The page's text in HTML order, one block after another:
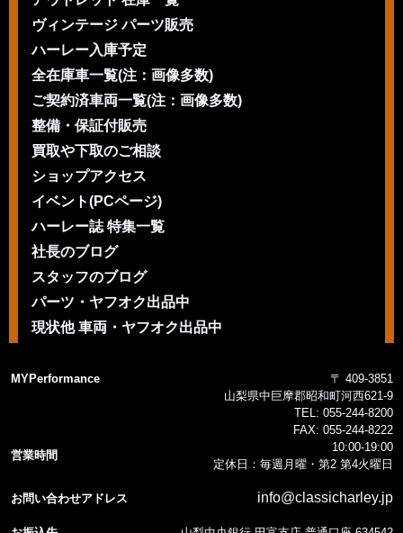
ヴィンテージ パーツ販売
ハーレー入庫予定
全在庫車一覧(注：画像多数)
ご契約済車両一覧(注：画像多数)
整備・保証付販売
買取や下取のご相談
ショップアクセス
イベント(PCページ)
ハーレー誌 特集一覧
社長のブログ
スタッフのブログ
パーツ・ヤフオク出品中
現状他 車両・ヤフオク出品中
MYPerformance
〒 409-3851
山梨県中巨摩郡昭和町河西621-9
TEL: 055-244-8200
FAX: 055-244-8222
営業時間
10:00-19:00
定休日：毎週月曜・第2 第4火曜日
お問い合わせアドレス info@classicharley.jp